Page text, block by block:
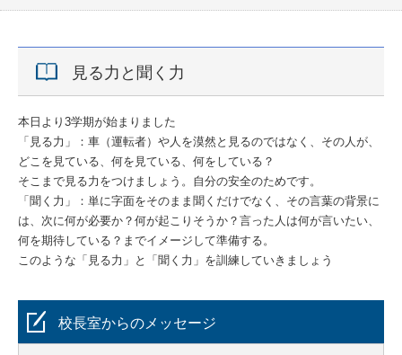
見る力と聞く力
本日より3学期が始まりました
「見る力」：車（運転者）や人を漠然と見るのではなく、その人が、
どこを見ている、何を見ている、何をしている？
そこまで見る力をつけましょう。自分の安全のためです。
「聞く力」：単に字面をそのまま聞くだけでなく、その言葉の背景に
は、次に何が必要か？何が起こりそうか？言った人は何が言いたい、
何を期待している？までイメージして準備する。
このような「見る力」と「聞く力」を訓練していきましょう
校長室からのメッセージ